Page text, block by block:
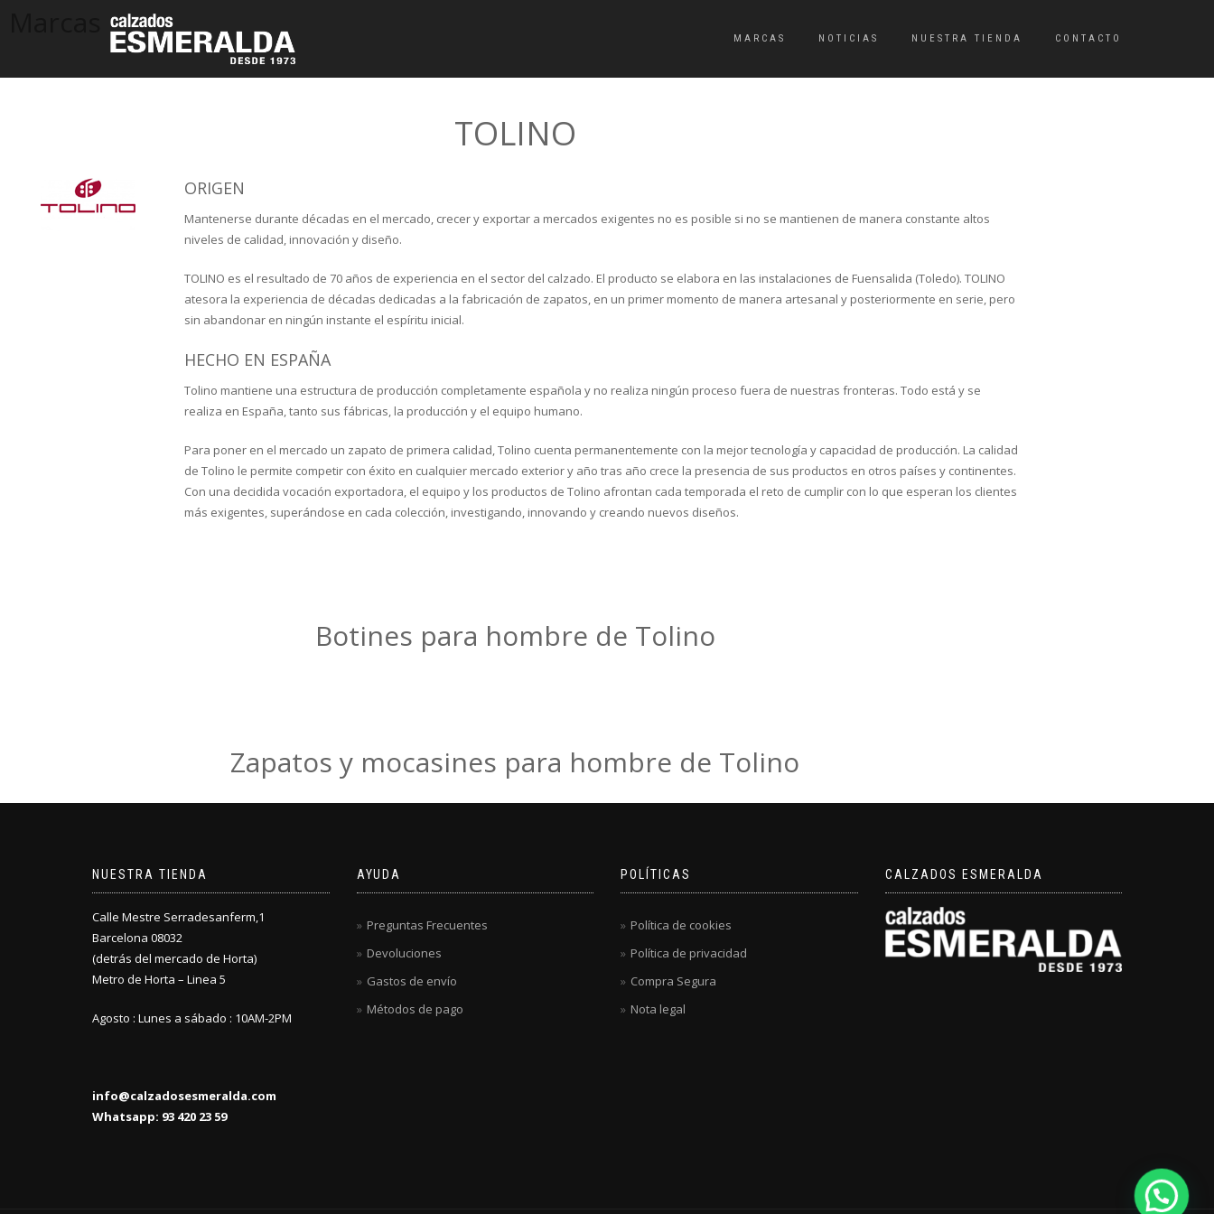
MARCAS NOTICIAS NUESTRA TIENDA CONTACTO
TOLINO
ORIGEN
Mantenerse durante décadas en el mercado, crecer y exportar a mercados exigentes no es posible si no se mantienen de manera constante altos
niveles de calidad, innovación y diseño.
TOLINO es el resultado de 70 años de experiencia en el sector del calzado. El producto se elabora en las instalaciones de Fuensalida (Toledo). TOLINO
atesora la experiencia de décadas dedicadas a la fabricación de zapatos, en un primer momento de manera artesanal y posteriormente en serie, pero
sin abandonar en ningún instante el espíritu inicial.
HECHO EN ESPAÑA
Tolino mantiene una estructura de producción completamente española y no realiza ningún proceso fuera de nuestras fronteras. Todo está y se
realiza en España, tanto sus fábricas, la producción y el equipo humano.
Para poner en el mercado un zapato de primera calidad, Tolino cuenta permanentemente con la mejor tecnología y capacidad de producción. La calidad
de Tolino le permite competir con éxito en cualquier mercado exterior y año tras año crece la presencia de sus productos en otros países y continentes.
Con una decidida vocación exportadora, el equipo y los productos de Tolino afrontan cada temporada el reto de cumplir con lo que esperan los clientes
más exigentes, superándose en cada colección, investigando, innovando y creando nuevos diseños.
Botines para hombre de Tolino
Zapatos y mocasines para hombre de Tolino
NUESTRA TIENDA
Calle Mestre Serradesanferm,1
Barcelona 08032
(detrás del mercado de Horta)
Metro de Horta – Linea 5
Agosto : Lunes a sábado : 10AM-2PM
info@calzadosesmeralda.com
Whatsapp: 93 420 23 59
AYUDA
Preguntas Frecuentes
Devoluciones
Gastos de envío
Métodos de pago
POLÍTICAS
Política de cookies
Política de privacidad
Compra Segura
Nota legal
CALZADOS ESMERALDA